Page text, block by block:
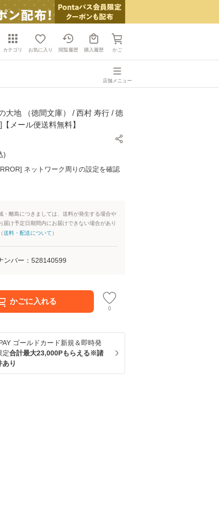
カテゴリ お気に入り 閲覧履歴 購入履歴 かご
店舗メニュー
大地 （徳間文庫） / 西村 寿行 / 徳
メール便送料無料】
)
ネットワーク周りの設定を確認
・離島につきましては、送料が発生する場合や
届け予定日期間内にお届けできない場合があり
送料・配送について ）
ンバー： 528140599
かごに入れる
0
ゴールドカード新規＆即時発
定合計最大23,000Pもらえる※諸
あり